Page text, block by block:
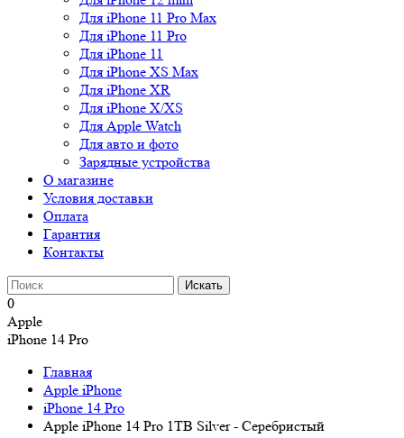
Для iPhone 11 Pro Max
Для iPhone 11 Pro
Для iPhone 11
Для iPhone XS Max
Для iPhone XR
Для iPhone X/XS
Для Apple Watch
Для авто и фото
Зарядные устройства
О магазине
Условия доставки
Оплата
Гарантия
Контакты
0
Apple
iPhone 14 Pro
Главная
Apple iPhone
iPhone 14 Pro
Apple iPhone 14 Pro 1TB Silver - Серебристый